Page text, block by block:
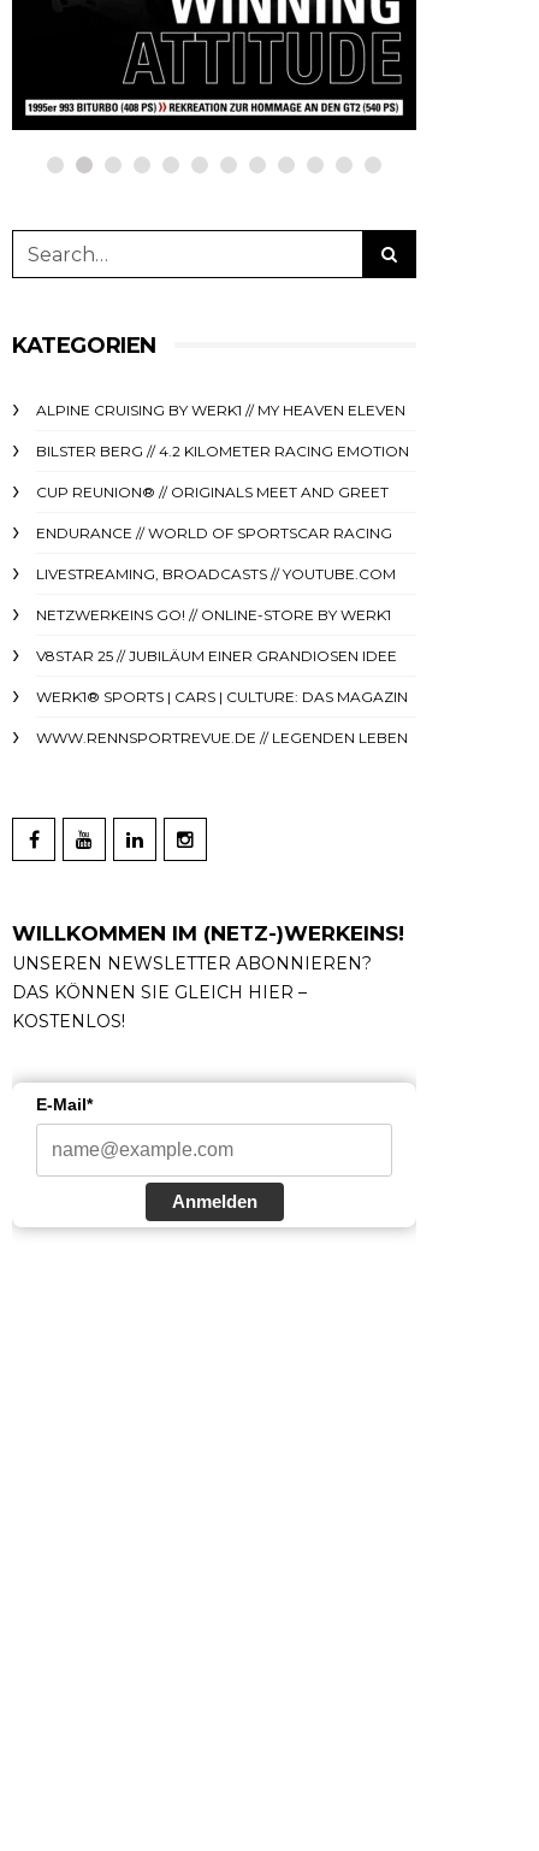
23. Juni 2025
KATEGORIEN
ALPINE CRUISING BY WERK1 // MY HEAVEN ELEVEN
BILSTER BERG // 4.2 KILOMETER RACING EMOTION
CUP REUNION® // ORIGINALS MEET AND GREET
ENDURANCE // WORLD OF SPORTSCAR RACING
LIVESTREAMING, BROADCASTS // YOUTUBE.COM
NETZWERKEINS GO! // ONLINE-STORE BY WERK1
V8STAR 25 // JUBILÄUM EINER GRANDIOSEN IDEE
WERK1® SPORTS | CARS | CULTURE: DAS MAGAZIN
WWW.RENNSPORTREVUE.DE // LEGENDEN LEBEN
WILLKOMMEN IM (NETZ-)WERKEINS!
UNSEREN NEWSLETTER ABONNIEREN?
DAS KÖNNEN SIE GLEICH HIER –
KOSTENLOS!
E-Mail*
Anmelden